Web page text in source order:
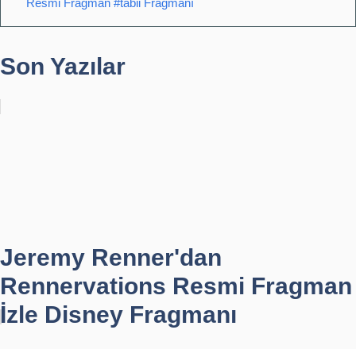
Resmi Fragman #tabii Fragmanı
Son Yazılar
Jeremy Renner'dan
Rennervations Resmi Fragman
İzle Disney Fragmanı